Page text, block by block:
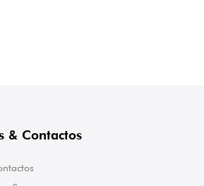
& Contactos